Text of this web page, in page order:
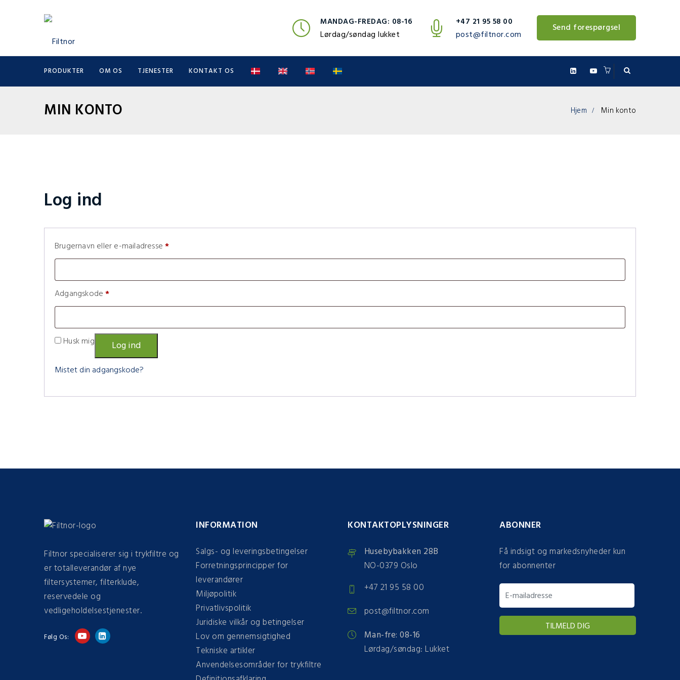
MANDAG-FREDAG: 08-16
Lørdag/søndag lukket
+47 21 95 58 00
post@filtnor.com
Send forespørgsel
PRODUKTER OM OS TJENESTER KONTAKT OS
MIN KONTO Hjem Min konto
Log ind
Brugernavn eller e-mailadresse*Påkrævet
Adgangskode*Påkrævet
Husk mig Log ind
Mistet din adgangskode?
Filtnor specialiserer sig i trykfiltre og
er totalleverandør af nye
filtersystemer, filterklude,
reservedele og
vedligeholdelsestjenester.
Følg Os:
INFORMATION
Salgs- og leveringsbetingelser
Forretningsprincipper for
leverandører
Miljøpolitik
Privatlivspolitik
Juridiske vilkår og betingelser
Lov om gennemsigtighed
Tekniske artikler
Anvendelsesområder for trykfiltre
KONTAKTOPLYSNINGER
Husebybakken 28B
NO-0379 Oslo
+47 21 95 58 00
post@filtnor.com
Man-fre: 08-16
Lørdag/søndag: Lukket
ABONNER
Få indsigt og markedsnyheder kun
for abonnenter